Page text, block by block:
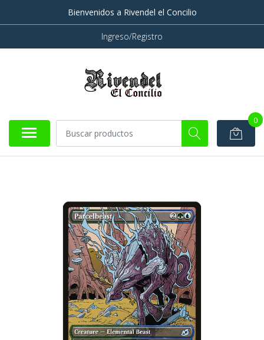
Bienvenidos a Rivendel el Concilio
Ingreso/Registro
0